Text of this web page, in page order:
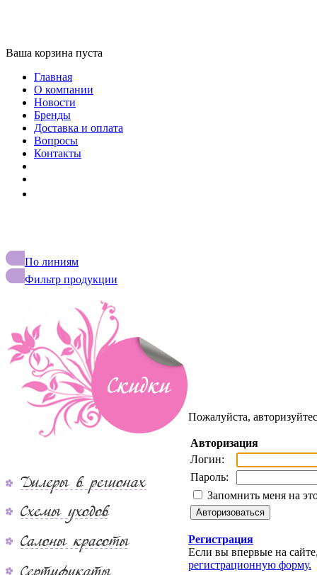
Ваша корзина пуста
Главная
О компании
Новости
Бренды
Доставка и оплата
Вопросы
Контакты
По линиям
Фильтр продукции
Пожалуйста,
Авторизация
Логин:
Пароль:
Запомнить меня на
Регистрация
Если вы впервые на
регистрационную форму.